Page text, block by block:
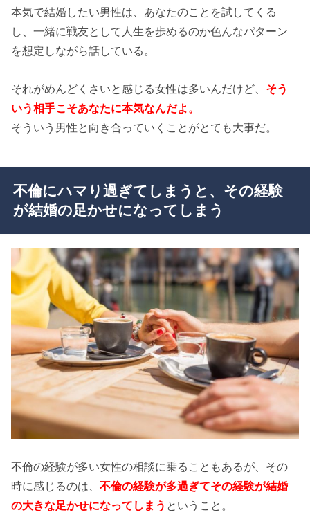
本気で結婚したい男性は、あなたのことを試してくる
し、一緒に戦友として人生を歩めるのか色んなパターン
を想定しながら話している。
それがめんどくさいと感じる女性は多いんだけど、 そう
いう相手こそあなたに本気なんだよ。
そういう男性と向き合っていくことがとても大事だ。
不倫にハマり過ぎてしまうと、その経験
が結婚の足かせになってしまう
不倫の経験が多い女性の相談に乗ることもあるが、その
時に感じるのは、不倫の経験が多過ぎてその経験が結婚
の大きな足かせになってしまう ということ。